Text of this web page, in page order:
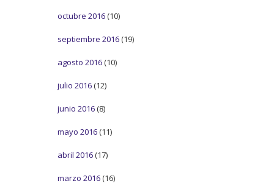
octubre 2016 (10)
septiembre 2016 (19)
agosto 2016 (10)
julio 2016 (12)
junio 2016 (8)
mayo 2016 (11)
abril 2016 (17)
marzo 2016 (16)